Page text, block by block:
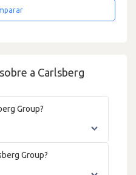
a Carlsberg
Group?
Group?